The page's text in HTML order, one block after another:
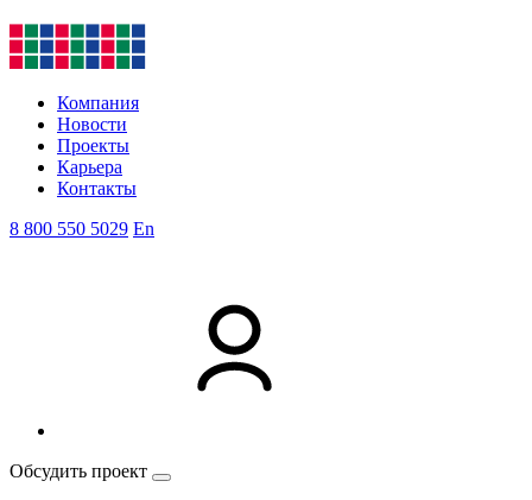
Компания
Новости
Проекты
Карьера
Контакты
8 800 550 5029 En
Обсудить проект